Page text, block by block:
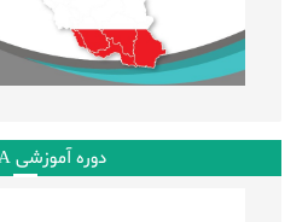
دوره آموزشی PDIA